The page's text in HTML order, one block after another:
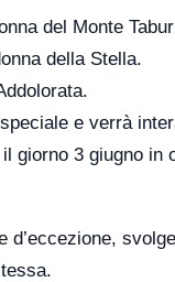
del Monte
della Stella.
e verrà
3 giugno in